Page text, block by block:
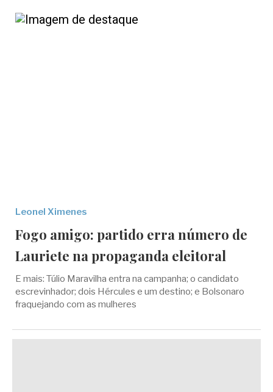
Leonel Ximenes
Fogo amigo: partido erra número de
Lauriete na propaganda eleitoral
E mais: Túlio Maravilha entra na campanha; o candidato
escrevinhador; dois Hércules e um destino; e Bolsonaro
fraquejando com as mulheres